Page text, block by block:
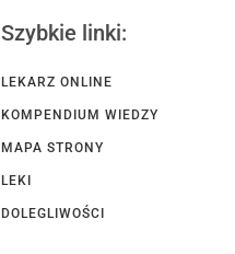
Szybkie linki:
LEKARZ ONLINE
KOMPENDIUM WIEDZY
MAPA STRONY
LEKI
DOLEGLIWOŚCI